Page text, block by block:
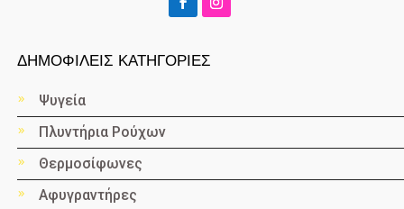
ΔΗΜΟΦΙΛΕΙΣ ΚΑΤΗΓΟΡΙΕΣ
Ψυγεία
Πλυντήρια Ρούχων
Θερμοσίφωνες
Αφυγραντήρες